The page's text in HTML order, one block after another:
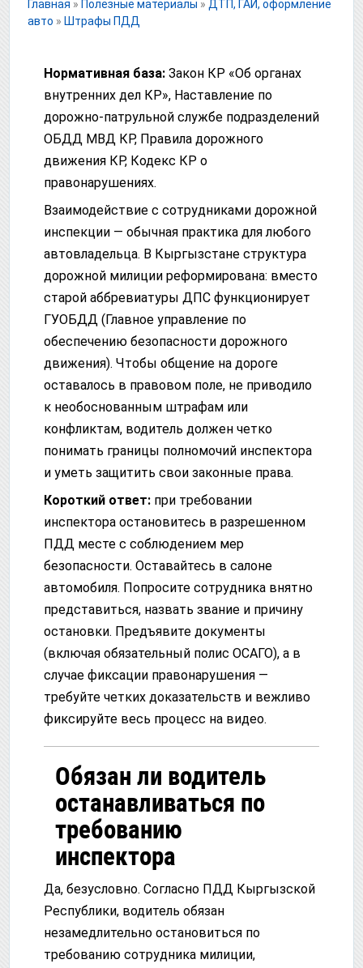
Главная » Полезные материалы » ДТП, ГАИ, оформление
авто » Штрафы ПДД
Нормативная база: Закон КР «Об органах
внутренних дел КР», Наставление по
дорожно-патрульной службе подразделений
ОБДД МВД КР, Правила дорожного
движения КР, Кодекс КР о
правонарушениях.
Взаимодействие с сотрудниками дорожной
инспекции — обычная практика для любого
автовладельца. В Кыргызстане структура
дорожной милиции реформирована: вместо
старой аббревиатуры ДПС функционирует
ГУОБДД (Главное управление по
обеспечению безопасности дорожного
движения). Чтобы общение на дороге
оставалось в правовом поле, не приводило
к необоснованным штрафам или
конфликтам, водитель должен четко
понимать границы полномочий инспектора
и уметь защитить свои законные права.
Короткий ответ: при требовании
инспектора остановитесь в разрешенном
ПДД месте с соблюдением мер
безопасности. Оставайтесь в салоне
автомобиля. Попросите сотрудника внятно
представиться, назвать звание и причину
остановки. Предъявите документы
(включая обязательный полис ОСАГО), а в
случае фиксации правонарушения —
требуйте четких доказательств и вежливо
фиксируйте весь процесс на видео.
Обязан ли водитель
останавливаться по
требованию
инспектора
Да, безусловно. Согласно ПДД Кыргызской
Республики, водитель обязан
незамедлительно остановиться по
требованию сотрудника милиции,